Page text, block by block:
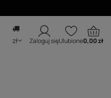
zł Zaloguj sięUlubione0,00 zł